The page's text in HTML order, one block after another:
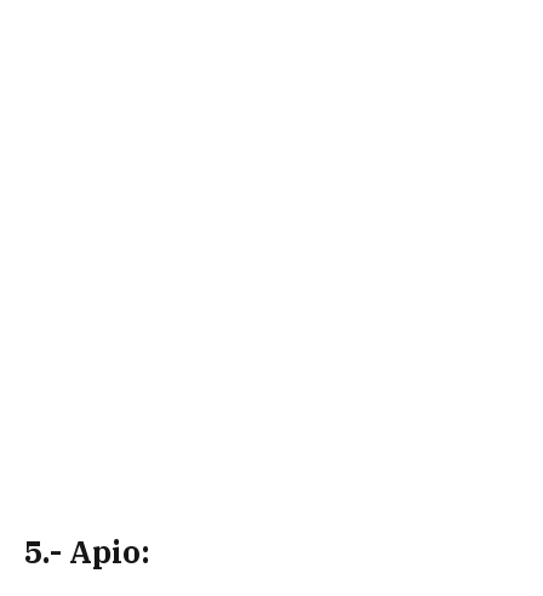
5.- Apio: